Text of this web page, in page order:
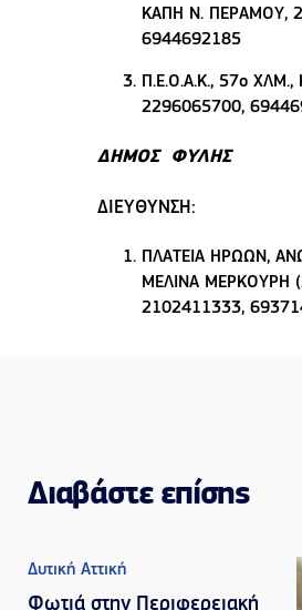
ΚΑΠΗ Ν. ΠΕΡΑΜΟΥ,
6944692185
Π.Ε.Ο.Α.Κ., 57ο ΧΛΜ.,
2296065700,
ΔΗΜΟΣ ΦΥΛΗΣ
ΔΙΕΥΘΥΝΣΗ:
ΠΛΑΤΕΙΑ ΗΡΩΩΝ,
ΜΕΛΙΝΑ ΜΕΡΚΟΥΡΗ
2102411333,
Διαβάστε επίσης
Δυτική Αττική
Φωτιά στην Περιφερειακή